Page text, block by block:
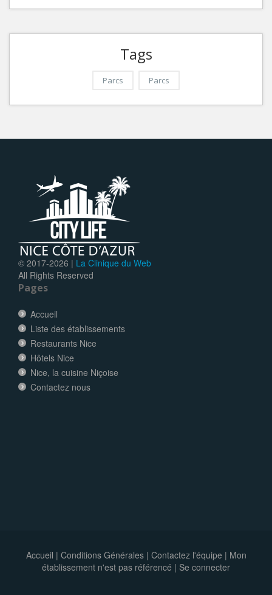
Tags
Parcs Parcs
© 2017-2026 | La Clinique du Web
All Rights Reserved
Pages
Accueil
Liste des établissements
Restaurants Nice
Hôtels Nice
Nice, la cuisine Niçoise
Contactez nous
Accueil | Conditions Générales| Contactez l'équipe | Mon
établissement n'est pas référencé | Se connecter